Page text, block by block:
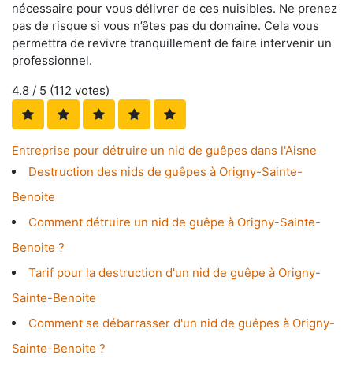
nécessaire pour vous délivrer de ces nuisibles. Ne prenez
pas de risque si vous n’êtes pas du domaine. Cela vous
permettra de revivre tranquillement de faire intervenir un
professionnel.
4.8 / 5 (112 votes)
Entreprise pour détruire un nid de guêpes dans l'Aisne
Destruction des nids de guêpes à Origny-Sainte-
Benoite
Comment détruire un nid de guêpe à Origny-Sainte-
Benoite ?
Tarif pour la destruction d'un nid de guêpe à Origny-
Sainte-Benoite
Comment se débarrasser d'un nid de guêpes à Origny-
Sainte-Benoite ?